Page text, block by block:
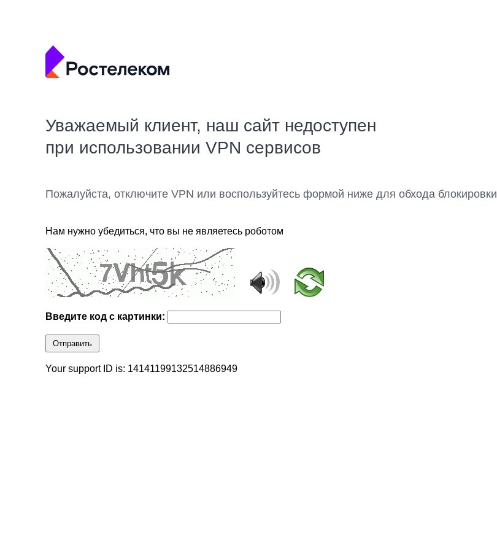
Уважаемый клиент, наш сайт недоступен
при использовании VPN сервисов
Пожалуйста, отключите VPN или воспользуйтесь формой ниже для обхода блокировки
Нам нужно убедиться, что вы не являетесь роботом
Введите код с картинки:
Отправить
Your support ID is: 14141199132514886949